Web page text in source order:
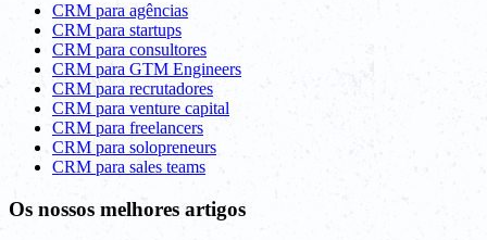
CRM para agências
CRM para startups
CRM para consultores
CRM para GTM Engineers
CRM para recrutadores
CRM para venture capital
CRM para freelancers
CRM para solopreneurs
CRM para sales teams
Os nossos melhores artigos